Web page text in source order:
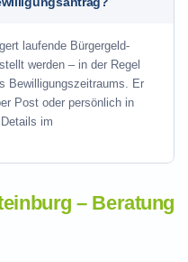
laufende Bürgergeld-
werden – in der Regel
Bewilligungszeitraums. Er
Post oder persönlich in
im
– Beratung